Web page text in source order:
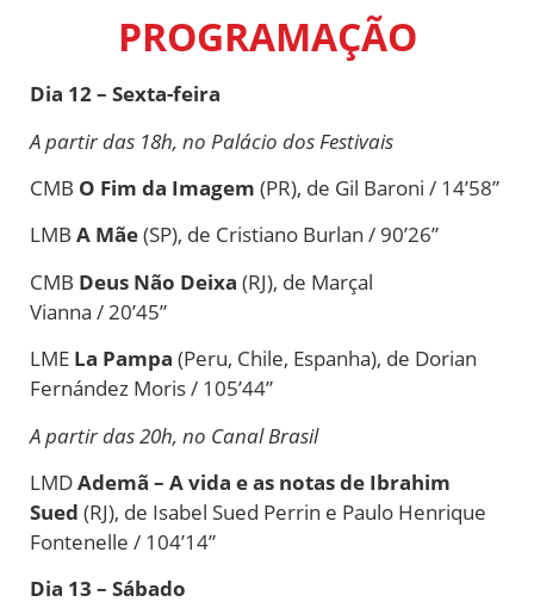
PROGRAMAÇÃO
Dia 12 – Sexta-feira
A partir das 18h, no Palácio dos Festivais
CMB O Fim da Imagem (PR), de Gil Baroni / 14’58”
LMB A Mãe(SP), de Cristiano Burlan / 90’26”
CMB Deus Não Deixa (RJ), de Marçal
Vianna / 20’45”
LME La Pampa (Peru, Chile, Espanha), de Dorian
Fernández Moris / 105’44”
A partir das 20h, no Canal Brasil
LMDAdemã – A vida e as notasde Ibrahim
Sued (RJ), de Isabel Sued Perrin e Paulo Henrique
Fontenelle / 104’14”
Dia 13 – Sábado